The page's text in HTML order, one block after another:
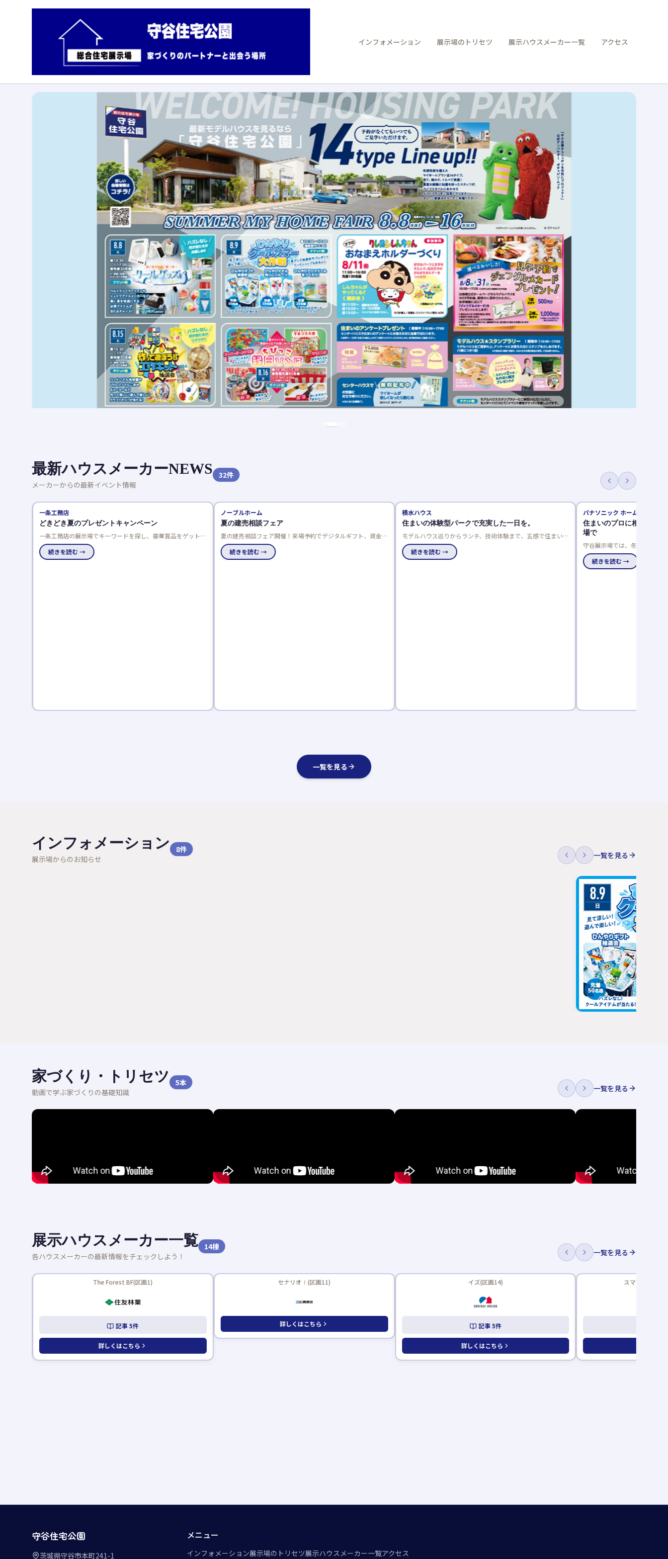
インフォメーション 展示場のトリセツ 展示ハウスメーカー一覧 アクセス
最新ハウスメーカーNEWS
メーカーからの最新イベント情報
32件
一条工務店
どきどき夏のプレゼントキャンペーン
一条工務店の展示場でキーワードを探し、豪華賞品をゲットし
よう！応募は一人一回限り、当選発表は特設サイトと賞品お届
けで。続きを読む →
ノーブルホーム
夏の建売相談フェア
夏の建売相談フェア開催！来場予約でデジタルギフト、資金相
談でさらにプレゼント。成約特典は最大50万円分の選べる商
品で、家電や引越し費用、家具などがもらえます。
続きを読む →
積水ハウス
住まいの体験型パークで充実した一日を。
モデルハウス巡りからランチ、技術体験まで、五感で住まいを
体感できるテーマパークで、家族の理想の住まいを見つけませ
んか。続きを読む →
パナソニック ホームズ
住まいのプロに相談！リ
場で
守谷展示場では、冬の寒さや
まいに関する様々なお悩みを
ニック ホームズをはじめ、木
のリフォーム相談会は事前予約
続きを読む →
一覧を見る
インフォメーション
展示場からのお知らせ
8件
一覧を見る
家づくり・トリセツ
動画で学ぶ家づくりの基礎知識
5本
一覧を見る
展示ハウスメーカー一覧
各ハウスメーカーの最新情報をチェックしよう！
14棟
一覧を見る
The Forest BF(区画1)
記事5件
詳しくはこちら
セナリオⅠ(区画11)
詳しくはこちら
イズ(区画14)
記事5件
詳しくはこちら
スマート・ワン
守谷住宅公園
茨城県守谷市本町241-1
メニュー
インフォメーション展示場のトリセツ展示ハウスメーカー一覧アクセス